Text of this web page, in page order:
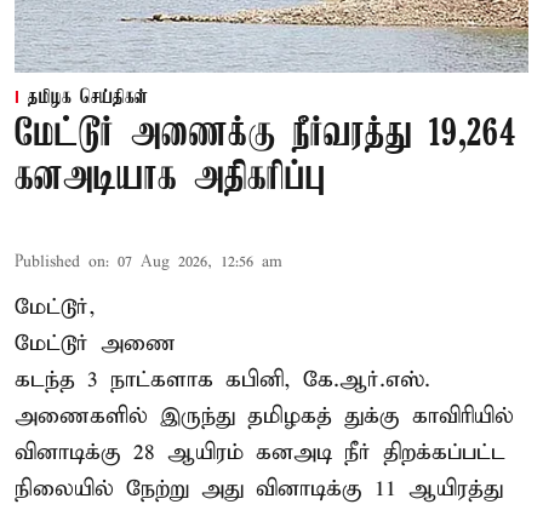
தமிழக செய்திகள்
மேட்டூர் அணைக்கு நீர்வரத்து 19,264
கனஅடியாக அதிகரிப்பு
Published on: 07 Aug 2026, 12:56 am
மேட்டூர்,
மேட்டூர் அணை
கடந்த 3 நாட்களாக கபினி, கே.ஆர்.எஸ்.
அணைகளில் இருந்து தமிழகத் துக்கு காவிரியில்
வினாடிக்கு 28 ஆயிரம் கனஅடி நீர் திறக்கப்பட்ட
நிலையில் நேற்று அது வினாடிக்கு 11 ஆயிரத்து